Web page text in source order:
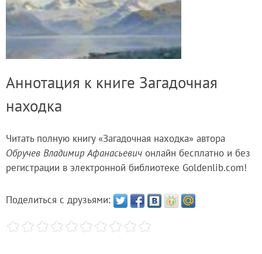
Аннотация к книге Загадочная
находка
Читать полную книгу «Загадочная находка» автора
Обручев Владимир Афанасьевич онлайн бесплатно и без
регистрации в электронной библиотеке Goldenlib.com!
Поделиться с друзьями: